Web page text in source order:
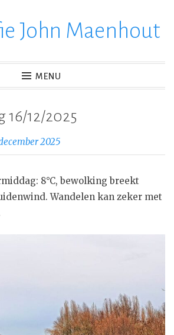
John Maenhout
MENU
16/12/2025
2025
8°C, bewolking breekt
Wandelen kan zeker met